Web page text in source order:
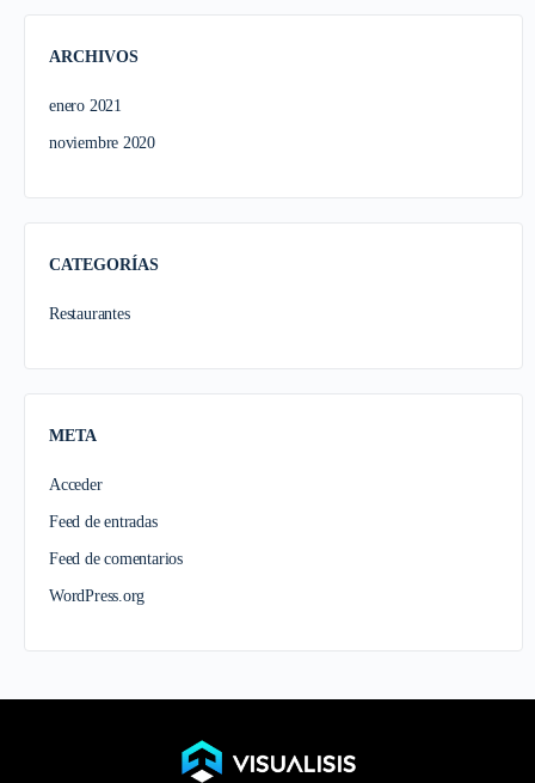
ARCHIVOS
enero 2021
noviembre 2020
CATEGORÍAS
Restaurantes
META
Acceder
Feed de entradas
Feed de comentarios
WordPress.org